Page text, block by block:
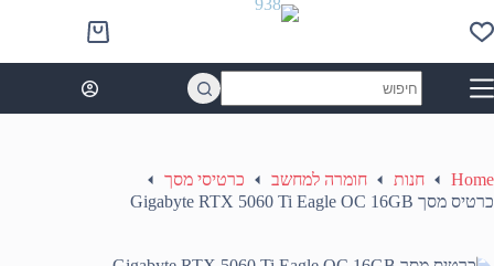
to
content
Shopping
cart
results
Home חנות חומרה למחשב
כרטיסי מסך
כרטיס מסך Gigabyte RTX 5060 Ti Eagle OC 16GB